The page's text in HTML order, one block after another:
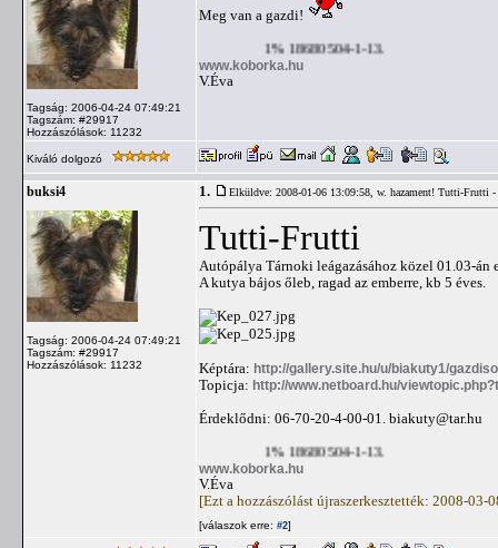
Tagság: 2006-04-24 07:49:21
Tagszám: #29917
Hozzászólások: 11232
Meg van a gazdi!
1% 18680504-1-13.
www.koborka.hu
V.Éva
Kiváló dolgozó
buksi4
Tagság: 2006-04-24 07:49:21
Tagszám: #29917
Hozzászólások: 11232
1. Elküldve: 2008-01-06 13:09:58, w. hazament! Tutti-Frutti
Tutti-Frutti
Autópálya Tárnoki leágazásához közel 01.03-
A kutya bájos őleb, ragad az emberre, kb 5 éves.
Képtára: http://gallery.site.hu/u/biakuty1/
Topicja: http://www.netboard.hu/
Érdeklődni: 06-70-20-4-00-01. biakuty@tar.hu
1% 18680504-1-13.
www.koborka.hu
V.Éva
[Ezt a hozzászólást újraszerkesztették: 2008-03-
[válaszok erre: #2]